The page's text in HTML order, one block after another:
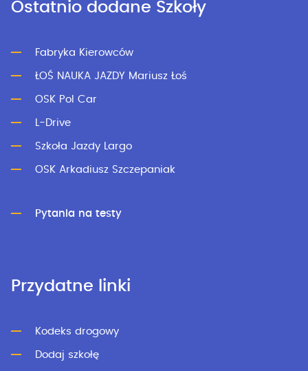
Ostatnio dodane Szkoły
Fabryka Kierowców
ŁOŚ NAUKA JAZDY Mariusz Łoś
OSK Pol Car
L-Drive
Szkoła Jazdy Largo
OSK Arkadiusz Szczepaniak
Pytania na testy
Przydatne linki
Kodeks drogowy
Dodaj szkołę